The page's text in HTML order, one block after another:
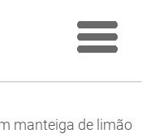
manteiga de limão